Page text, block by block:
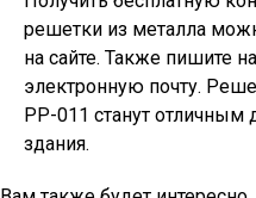
решетки из металла
на сайте. Также пишите
электронную почту.
РР-011 станут отличным
здания.